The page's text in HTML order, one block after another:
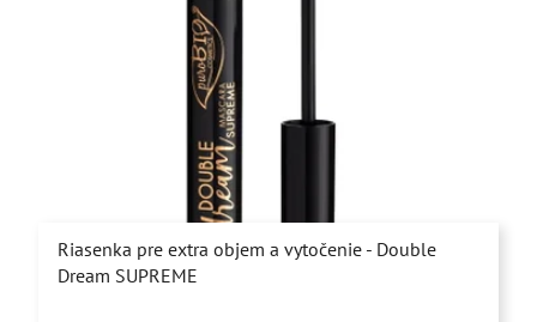
Riasenka pre extra objem a vytočenie - Double
Dream SUPREME